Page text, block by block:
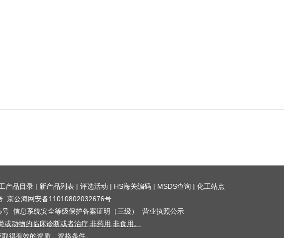
产品目录 | 新产品列表 | 评选活动 | HS海关编码 | MSDS查询 | 化工站点
京公海网安备11010802032676号
号 信息系统安全等级保护备案证明（三级）
营业执照公示
动物的临床诊断或者治疗,非药用,非食用。
得有效的资质、资格条件。